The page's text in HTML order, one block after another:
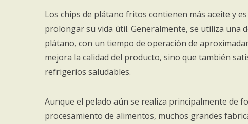
Los chips de plátano fritos contienen más aceite y
prolongar su vida útil. Generalmente, se utiliza una
plátano, con un tiempo de operación de
mejora la calidad del producto, sino que también
refrigerios saludables.
Aunque el pelado aún se realiza principalmente de
procesamiento de alimentos, muchos grandes